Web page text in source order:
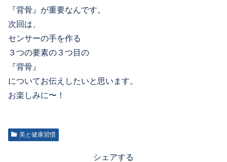
『背骨』が重要なんです。
次回は、
センサーの手を作る
３つの要素の３つ目の
『背骨』
についてお伝えしたいと思います。
お楽しみに〜！
美と健康習慣
シェアする